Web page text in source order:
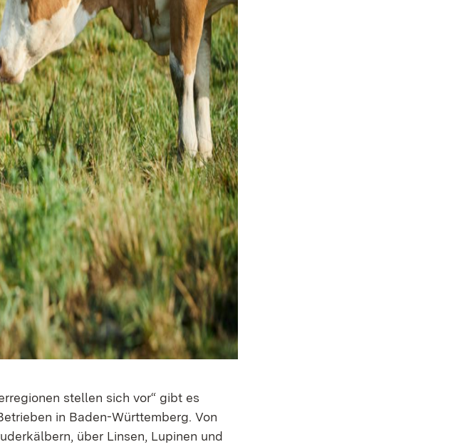
stellen sich vor“ gibt es
in Baden-Württemberg. Von
über Linsen, Lupinen und